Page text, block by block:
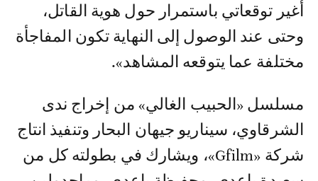
أغير توقعاتي باستمرار حول هوية القاتل،
وحتى عند الوصول إلى النهاية تكون المفاجأة
مختلفة عما يتوقعه المشاهد».
مسلسل «الحبيب الغالي» من إخراج ندى
الشرقاوي، سيناريو جيهان البحار وتنفيذ انتاج
شركة «Gfilm»، ويشارك في بطولته كل من